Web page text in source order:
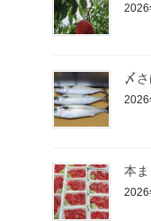
2026
〆
2026
本
2026